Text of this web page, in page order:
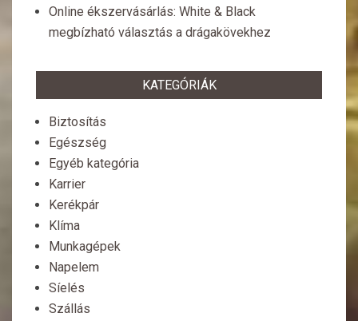
Online ékszervásárlás: White & Black
megbízható választás a drágakövekhez
KATEGÓRIÁK
Biztosítás
Egészség
Egyéb kategória
Karrier
Kerékpár
Klíma
Munkagépek
Napelem
Síelés
Szállás